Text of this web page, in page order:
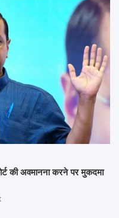
की अवमानना करने पर मुकदमा